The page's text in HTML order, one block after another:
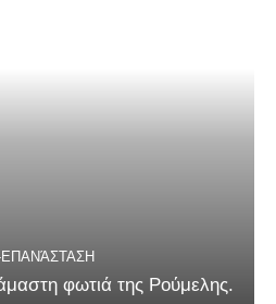
ΕΠΑΝΆΣΤΑΣΗ
φωτιά της Ρούμελης.